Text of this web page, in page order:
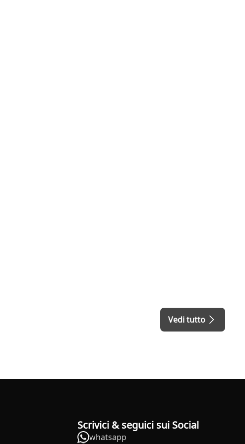
Vedi tutto
Scrivici & seguici sui Social
whatsapp